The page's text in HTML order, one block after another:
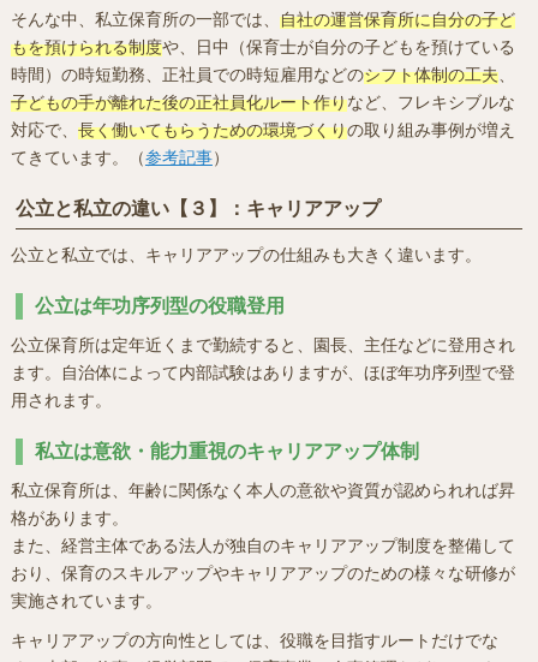
そんな中、私立保育所の一部では、 自社の運営保育所に自分の子ど
もを預けられる制度や、日中（保育士が自分の子どもを預けている
時間）の時短勤務、正社員での時短雇用などのシフト体制の工夫、
子どもの手が離れた後の正社員化ルート作りなど、フレキシブルな
対応で、 長く働いてもらうための環境づくりの取り組み事例が増え
てきています。（参考記事）
公立と私立の違い【３】：キャリアアップ
公立と私立では、キャリアアップの仕組みも大きく違います。
公立は年功序列型の役職登用
公立保育所は定年近くまで勤続すると、園長、主任などに登用され
ます。自治体によって内部試験はありますが、ほぼ年功序列型で登
用されます。
私立は意欲・能力重視のキャリアアップ体制
私立保育所は、年齢に関係なく本人の意欲や資質が認められれば昇
格があります。
また、経営主体である法人が独自のキャリアアップ制度を整備して
おり、保育のスキルアップやキャリアアップのための様々な研修が
実施されています。
キャリアアップの方向性としては、役職を目指すルートだけでな